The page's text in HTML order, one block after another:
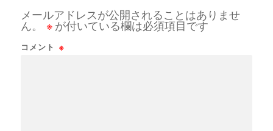
メールアドレスが公開されることはありませ
ん。
※ が付いている欄は必須項目です
コメント ※